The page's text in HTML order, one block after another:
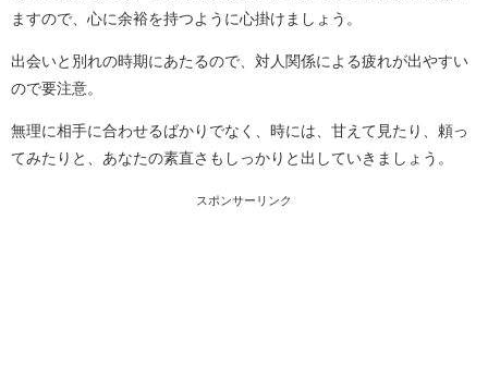
ますので、心に余裕を持つように心掛けましょう。
出会いと別れの時期にあたるので、対人関係による疲れが出やすい
ので要注意。
無理に相手に合わせるばかりでなく、時には、甘えて見たり、頼っ
てみたりと、あなたの素直さもしっかりと出していきましょう。
スポンサーリンク